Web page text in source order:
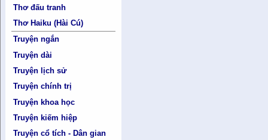
Thơ đấu tranh
Thơ Haiku (Hài Cú)
Truyện ngắn
Truyện dài
Truyện lịch sử
Truyện chính trị
Truyện khoa học
Truyện kiếm hiệp
Truyện cổ tích - Dân gian